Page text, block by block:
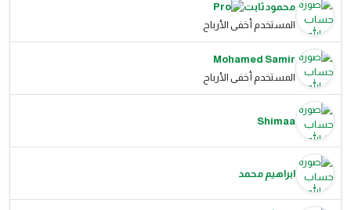
محمود ثابت
المستخدم أخفى الأرباح
Mohamed Samir
المستخدم أخفى الأرباح
Shimaa
ابراهيم محمد